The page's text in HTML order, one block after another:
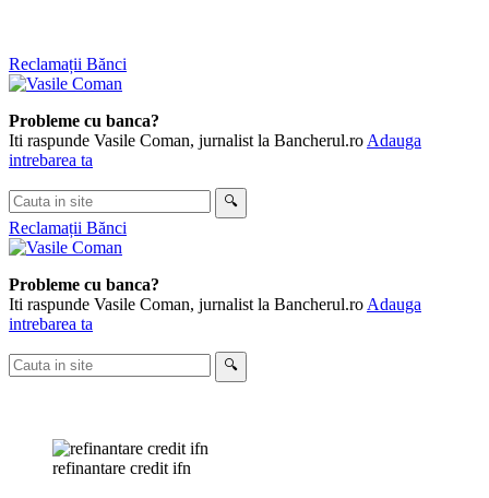
Skip
to
Reclamații Bănci
Probleme cu banca?
Iti raspunde Vasile Coman, jurnalist la Bancherul.ro Adauga
intrebarea ta
Cauta
in
site
🔍
Reclamații Bănci
Probleme cu banca?
Iti raspunde Vasile Coman, jurnalist la Bancherul.ro Adauga
intrebarea ta
Cauta
in
🔍
refinantare credit ifn